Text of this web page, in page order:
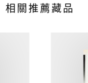
相關推薦藏品